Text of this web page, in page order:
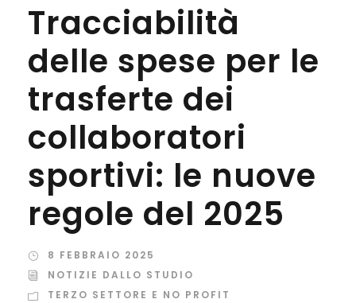
Tracciabilità
delle spese per le
trasferte dei
collaboratori
sportivi: le nuove
regole del 2025
8 FEBBRAIO 2025
NOTIZIE DALLO STUDIO
TERZO SETTORE E NO PROFIT